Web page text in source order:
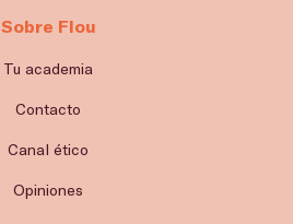
Sobre Flou
Tu academia
Contacto
Canal ético
Opiniones